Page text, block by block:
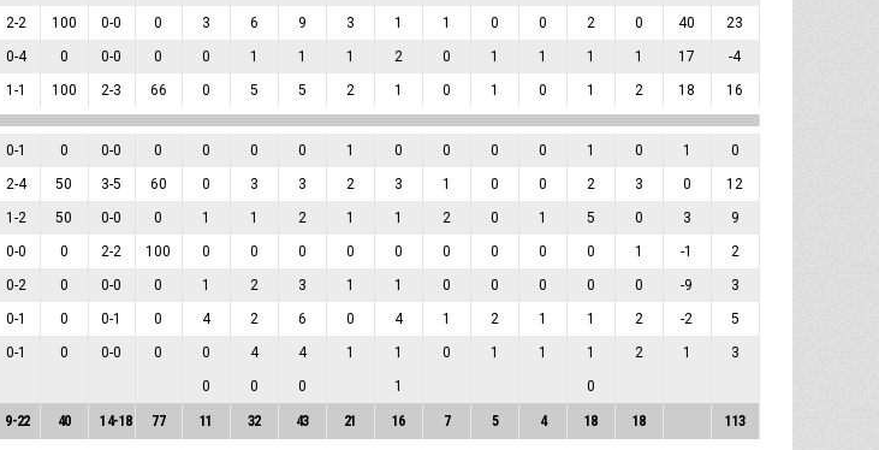
2-2 100 0-0 0 3 6 9 3 1 1 0 0 2 0 40 23
0-4 0 0-0 0 0 1 1 1 2 0 1 1 1 1 17 -4
1-1 100 2-3 66 0 5 5 2 1 0 1 0 1 2 18 16
0-1 0 0-0 0 0 0 0 1 0 0 0 0 1 0 1 0
2-4 50 3-5 60 0 3 3 2 3 1 0 0 2 3 0 12
1-2 50 0-0 0 1 1 2 1 1 2 0 1 5 0 3 9
0-0 0 2-2 100 0 0 0 0 0 0 0 0 0 1 -1 2
0-2 0 0-0 0 1 2 3 1 1 0 0 0 0 0 -9 3
0-1 0 0-1 0 4 2 6 0 4 1 2 1 1 2 -2 5
0-1 0 0-0 0 0 4 4 1 1 0 1 1 1 2 1
3
0 0 0 1 0
9-22 40 14-18 77 11 32 43 21 16 7 5 4 18 18 113